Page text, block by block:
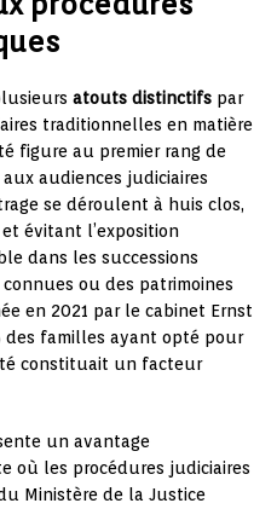
atouts distinctifs par
traditionnelles en matière
figure au premier rang de
audiences judiciaires
se déroulent à huis clos,
évitant l’exposition
dans les successions
ou des patrimoines
en 2021 par le cabinet Ernst
des familles ayant opté pour
constituait un facteur
un avantage
où les procédures judiciaires
Ministère de la Justice